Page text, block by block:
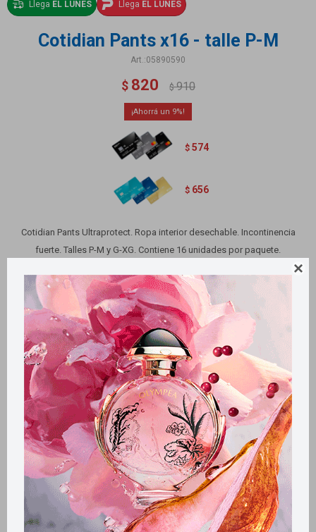

Llega EL LUNES Llega EL LUNES
Cotidian Pants x16 - talle P-M
05890590
$ 820 $ 910
9
$ 574
$ 656
Cotidian Pants Ultraprotect. Ropa interior desechable. Incontinencia
fuerte. Talles P-M y G-XG. Contiene 16 unidades por paquete.
Variantes:
Métodos y costos de envío
Retiros gratuitos en tiendas
Productos que te pueden interesar